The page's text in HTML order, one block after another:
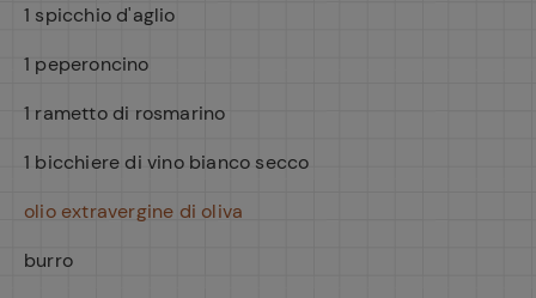
1 spicchio d'aglio
1 peperoncino
1 rametto di rosmarino
1 bicchiere di vino bianco secco
olio extravergine di oliva
burro